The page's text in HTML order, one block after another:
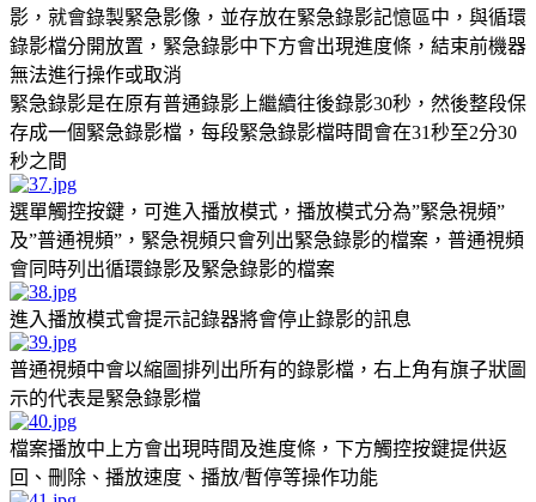
影，就會錄製緊急影像，並存放在緊急錄影記憶區中，與循環
錄影檔分開放置，緊急錄影中下方會出現進度條，結束前機器
無法進行操作或取消
緊急錄影是在原有普通錄影上繼續往後錄影30秒，然後整段保
存成一個緊急錄影檔，每段緊急錄影檔時間會在31秒至2分30
秒之間
選單觸控按鍵，可進入播放模式，播放模式分為”緊急視頻”
及”普通視頻”，緊急視頻只會列出緊急錄影的檔案，普通視頻
會同時列出循環錄影及緊急錄影的檔案
進入播放模式會提示記錄器將會停止錄影的訊息
普通視頻中會以縮圖排列出所有的錄影檔，右上角有旗子狀圖
示的代表是緊急錄影檔
檔案播放中上方會出現時間及進度條，下方觸控按鍵提供返
回、刪除、播放速度、播放/暫停等操作功能